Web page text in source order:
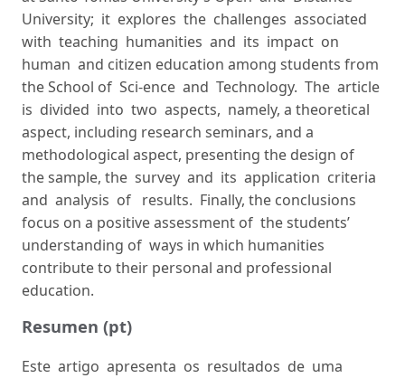
University; it explores the challenges associated
with teaching humanities and its impact on
human and citizen education among students from
the School of Sci-ence and Technology. The article
is divided into two aspects, namely, a theoretical
aspect, including research seminars, and a
methodological aspect, presenting the design of
the sample, the survey and its application criteria
and analysis of results. Finally, the conclusions
focus on a positive assessment of the students’
understanding of ways in which humanities
contribute to their personal and professional
education.
Resumen (pt)
Este artigo apresenta os resultados de uma